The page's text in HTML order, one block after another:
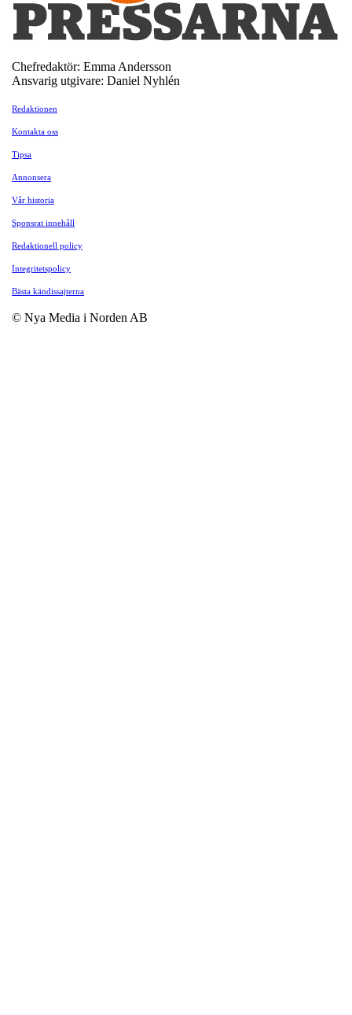
Chefredaktör: Emma Andersson
Ansvarig utgivare: Daniel Nyhlén
Redaktionen
Kontakta oss
Tipsa
Annonsera
Vår historia
Sponsrat innehåll
Redaktionell policy
Integritetspolicy
Bästa kändissajterna
© Nya Media i Norden AB